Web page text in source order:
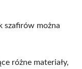
szafirów można
różne materiały,